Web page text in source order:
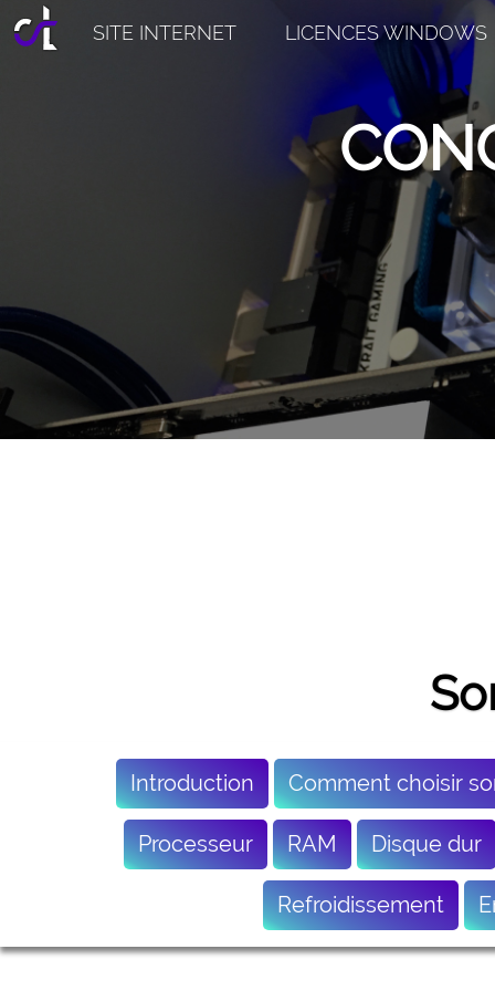
SITE INTERNET LICENCES WINDOWS
Introduction Comment choisir
Processeur RAM Disque dur
Refroidissement